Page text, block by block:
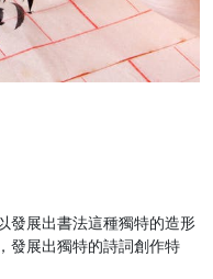
發展出書法這種獨特的造形
發展出獨特的詩詞創作特